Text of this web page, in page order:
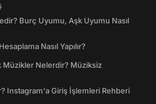
Burç Uyumu, Aşk Uyumu Nasıl
Nasıl Yapılır?
Müzikler Nelerdir? Müziksiz
Instagram'a Giriş İşlemleri Rehberi